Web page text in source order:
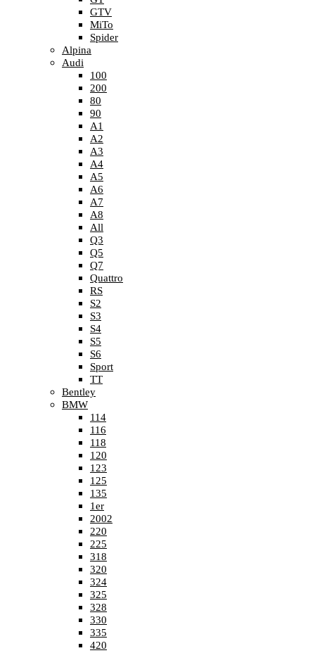
GTV
MiTo
Spider
Alpina
Audi
100
200
80
90
A1
A2
A3
A4
A5
A6
A7
A8
All
Q3
Q5
Q7
Quattro
RS
S2
S3
S4
S5
S6
Sport
TT
Bentley
BMW
114
116
118
120
123
125
135
1er
2002
220
225
318
320
324
325
328
330
335
420